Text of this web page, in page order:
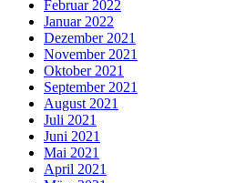
Februar 2022
Januar 2022
Dezember 2021
November 2021
Oktober 2021
September 2021
August 2021
Juli 2021
Juni 2021
Mai 2021
April 2021